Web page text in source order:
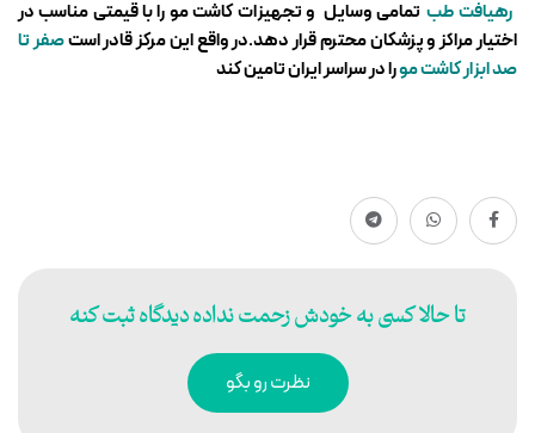
رهیافت طب تمامی وسایل و تجهیزات کاشت مو را با قیمتی مناسب در
اختیار مراکز و پزشکان محترم قرار دهد.در واقع این مرکز قادر استصفر تا
صد ابزار کاشت مورا در سراسر ایران تامین کند
تا حالا کسی به خودش زحمت نداده دیدگاه ثبت کنه
نظرت رو بگو